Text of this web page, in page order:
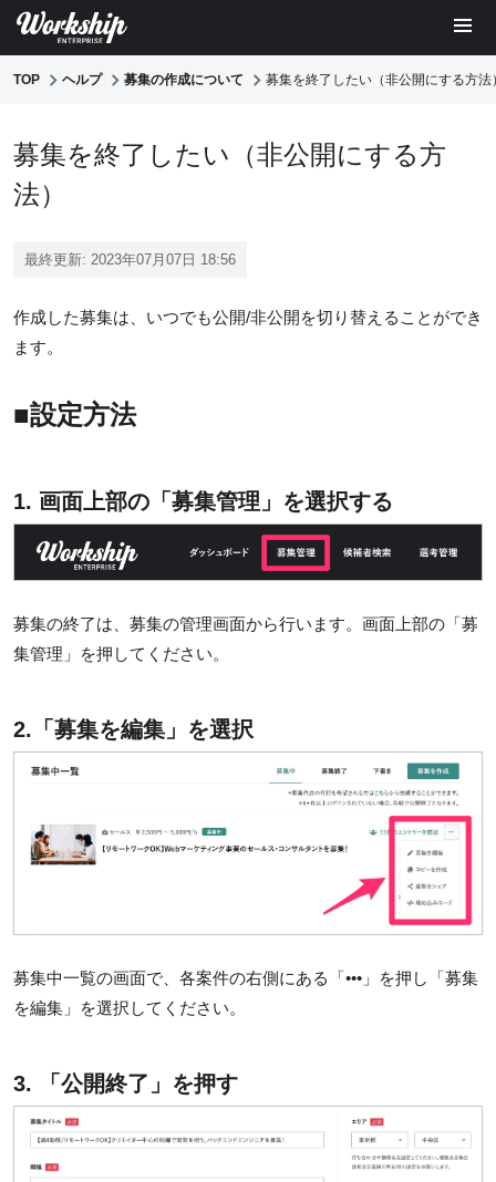
TOP ヘルプ 募集の作成について 募集を終了したい（非公開にする方法
募集を終了したい（非公開にする方
法）
最終更新: 2023年07月07日 18:56
作成した募集は、いつでも公開/非公開を切り替えることができ
ます。
■設定方法
1. 画面上部の「募集管理」を選択する
募集の終了は、募集の管理画面から行います。画面上部の「募
集管理」を押してください。
2.「募集を編集」を選択
募集中一覧の画面で、各案件の右側にある「•••」を押し「募集
を編集」を選択してください。
3. 「公開終了」を押す